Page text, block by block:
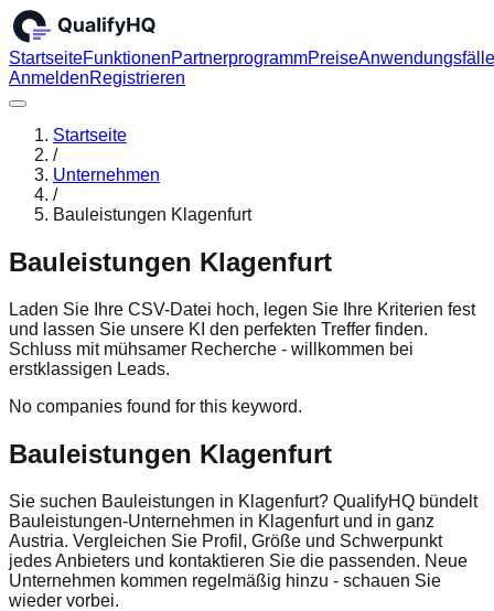
StartseiteFunktionenPartnerprogrammPreiseAnwendungsfälle
AnmeldenRegistrieren
Startseite
/
Unternehmen
/
Bauleistungen Klagenfurt
Bauleistungen Klagenfurt
Laden Sie Ihre CSV-Datei hoch, legen Sie Ihre Kriterien fest
und lassen Sie unsere KI den perfekten Treffer finden.
Schluss mit mühsamer Recherche - willkommen bei
erstklassigen Leads.
No companies found for this keyword.
Bauleistungen Klagenfurt
Sie suchen Bauleistungen in Klagenfurt? QualifyHQ bündelt
Bauleistungen-Unternehmen in Klagenfurt und in ganz
Austria. Vergleichen Sie Profil, Größe und Schwerpunkt
jedes Anbieters und kontaktieren Sie die passenden. Neue
Unternehmen kommen regelmäßig hinzu - schauen Sie
wieder vorbei.